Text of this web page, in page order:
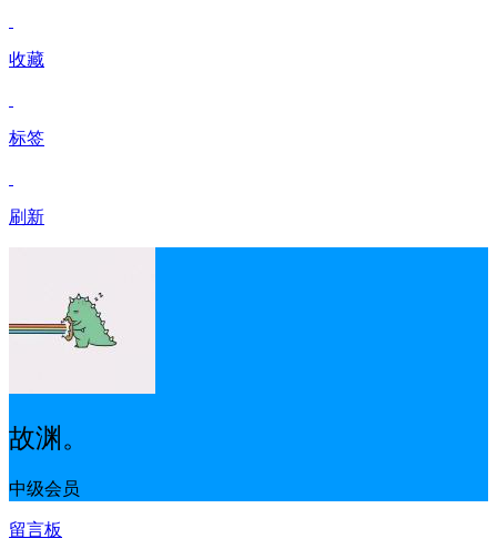
收藏
标签
刷新
故渊。
中级会员
留言板